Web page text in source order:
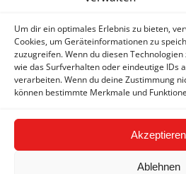
Um dir ein optimales Erlebnis zu bieten,
Cookies, um Geräteinformationen zu
zuzugreifen. Wenn du diesen
wie das Surfverhalten oder eindeutige IDs
verarbeiten. Wenn du deine Zustimmung
können bestimmte Merkmale und
Akzeptieren
Ablehnen
Vogel: Quarantäne mittel
Vogel: Taube - PCR
Vogel: Vector borne - PCR